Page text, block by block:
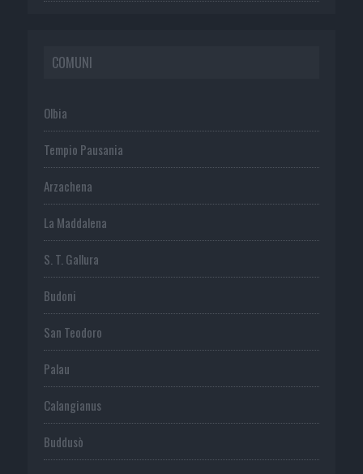
COMUNI
Olbia
Tempio Pausania
Arzachena
La Maddalena
S. T. Gallura
Budoni
San Teodoro
Palau
Calangianus
Buddusò